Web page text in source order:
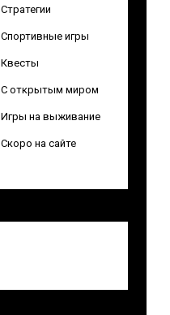
Стратегии
Спортивные игры
Квесты
С открытым миром
Игры на выживание
Скоро на сайте